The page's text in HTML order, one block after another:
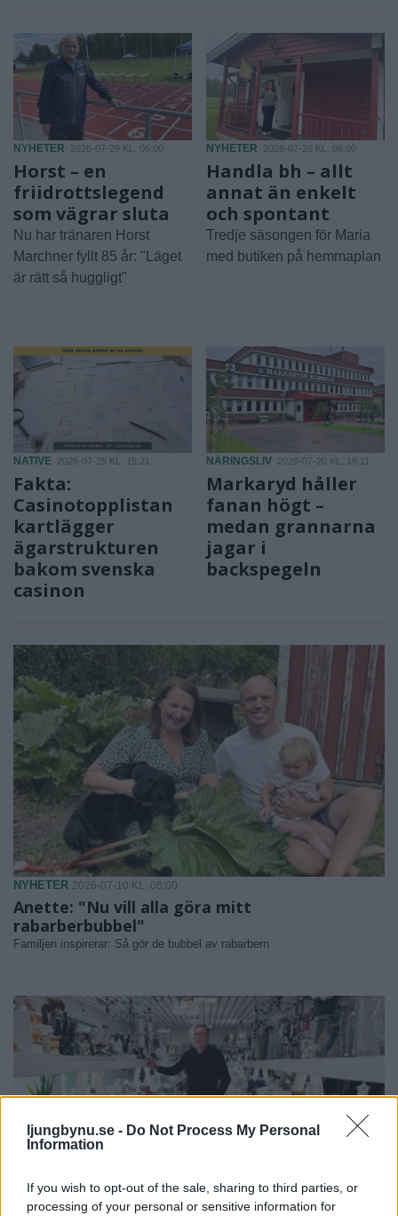
ljungbynu.se - Do Not Process My Personal
Information
If you wish to opt-out of the sale, sharing to third parties, or
processing of your personal or sensitive information for
NYHETER 2026-07-29 KL. 06:00
Horst – en
friidrottslegend
som vägrar sluta
Nu har tränaren Horst
Marchner fyllt 85 år: "Läget
är rätt så huggligt"
NYHETER 2026-07-26 KL. 06:00
Handla bh – allt
annat än enkelt
och spontant
Tredje säsongen för Maria
med butiken på hemmaplan
NATIVE 2026-07-25 KL. 15:21
Fakta:
Casinotopplistan
kartlägger
ägarstrukturen
bakom svenska
casinon
NÄRINGSLIV 2026-07-20 KL. 16:11
Markaryd håller
fanan högt –
medan grannarna
jagar i
backspegeln
NYHETER 2026-07-10 KL. 06:00
Anette: "Nu vill alla göra mitt
rabarberbubbel"
Familjen inspirerar: Så gör de bubbel av rabarbern